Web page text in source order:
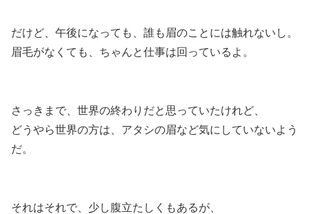
だけど、午後になっても、誰も眉のことには触れないし。
眉毛がなくても、ちゃんと仕事は回っているよ。
さっきまで、世界の終わりだと思っていたけれど、
どうやら世界の方は、アタシの眉など気にしていないよう
だ。
それはそれで、少し腹立たしくもあるが、